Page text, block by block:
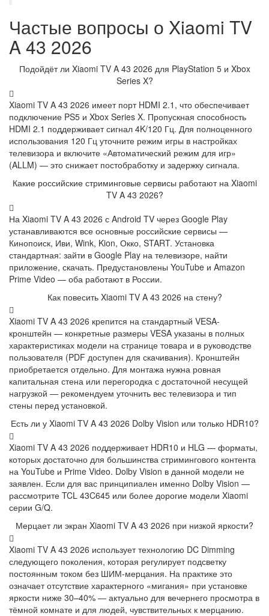
Частые вопросы о Xiaomi TV
A 43 2026
Подойдёт ли Xiaomi TV A 43 2026 для PlayStation 5 и Xbox
Series X?
Xiaomi TV A 43 2026 имеет порт HDMI 2.1, что обеспечивает
подключение PS5 и Xbox Series X. Пропускная способность
HDMI 2.1 поддерживает сигнал 4K/120 Гц. Для полноценного
использования 120 Гц уточните режим игры в настройках
телевизора и включите «Автоматический режим для игр»
(ALLM) — это снижает постобработку и задержку сигнала.
Какие российские стриминговые сервисы работают на Xiaomi
TV A 43 2026?
На Xiaomi TV A 43 2026 с Android TV через Google Play
устанавливаются все основные российские сервисы —
Кинопоиск, Иви, Wink, Kion, Окко, START. Установка
стандартная: зайти в Google Play на телевизоре, найти
приложение, скачать. Предустановлены YouTube и Amazon
Prime Video — оба работают в России.
Как повесить Xiaomi TV A 43 2026 на стену?
Xiaomi TV A 43 2026 крепится на стандартный VESA-
кронштейн — конкретные размеры VESA указаны в полных
характеристиках модели на странице товара и в руководстве
пользователя (PDF доступен для скачивания). Кронштейн
приобретается отдельно. Для монтажа нужна ровная
капитальная стена или перегородка с достаточной несущей
нагрузкой — рекомендуем уточнить вес телевизора и тип
стены перед установкой.
Есть ли у Xiaomi TV A 43 2026 Dolby Vision или только HDR10?
Xiaomi TV A 43 2026 поддерживает HDR10 и HLG — форматы,
которых достаточно для большинства стримингового контента
на YouTube и Prime Video. Dolby Vision в данной модели не
заявлен. Если для вас принципиален именно Dolby Vision —
рассмотрите TCL 43C645 или более дорогие модели Xiaomi
серии G/Q.
Мерцает ли экран Xiaomi TV A 43 2026 при низкой яркости?
Xiaomi TV A 43 2026 использует технологию DC Dimming
следующего поколения, которая регулирует подсветку
постоянным током без ШИМ-мерцания. На практике это
означает отсутствие характерного «мигания» при установке
яркости ниже 30–40% — актуально для вечернего просмотра в
тёмной комнате и для людей, чувствительных к мерцанию.